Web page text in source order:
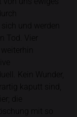
und werden
Tod. Vier
Kein Wunder,
kaputt sind,
die
mit so